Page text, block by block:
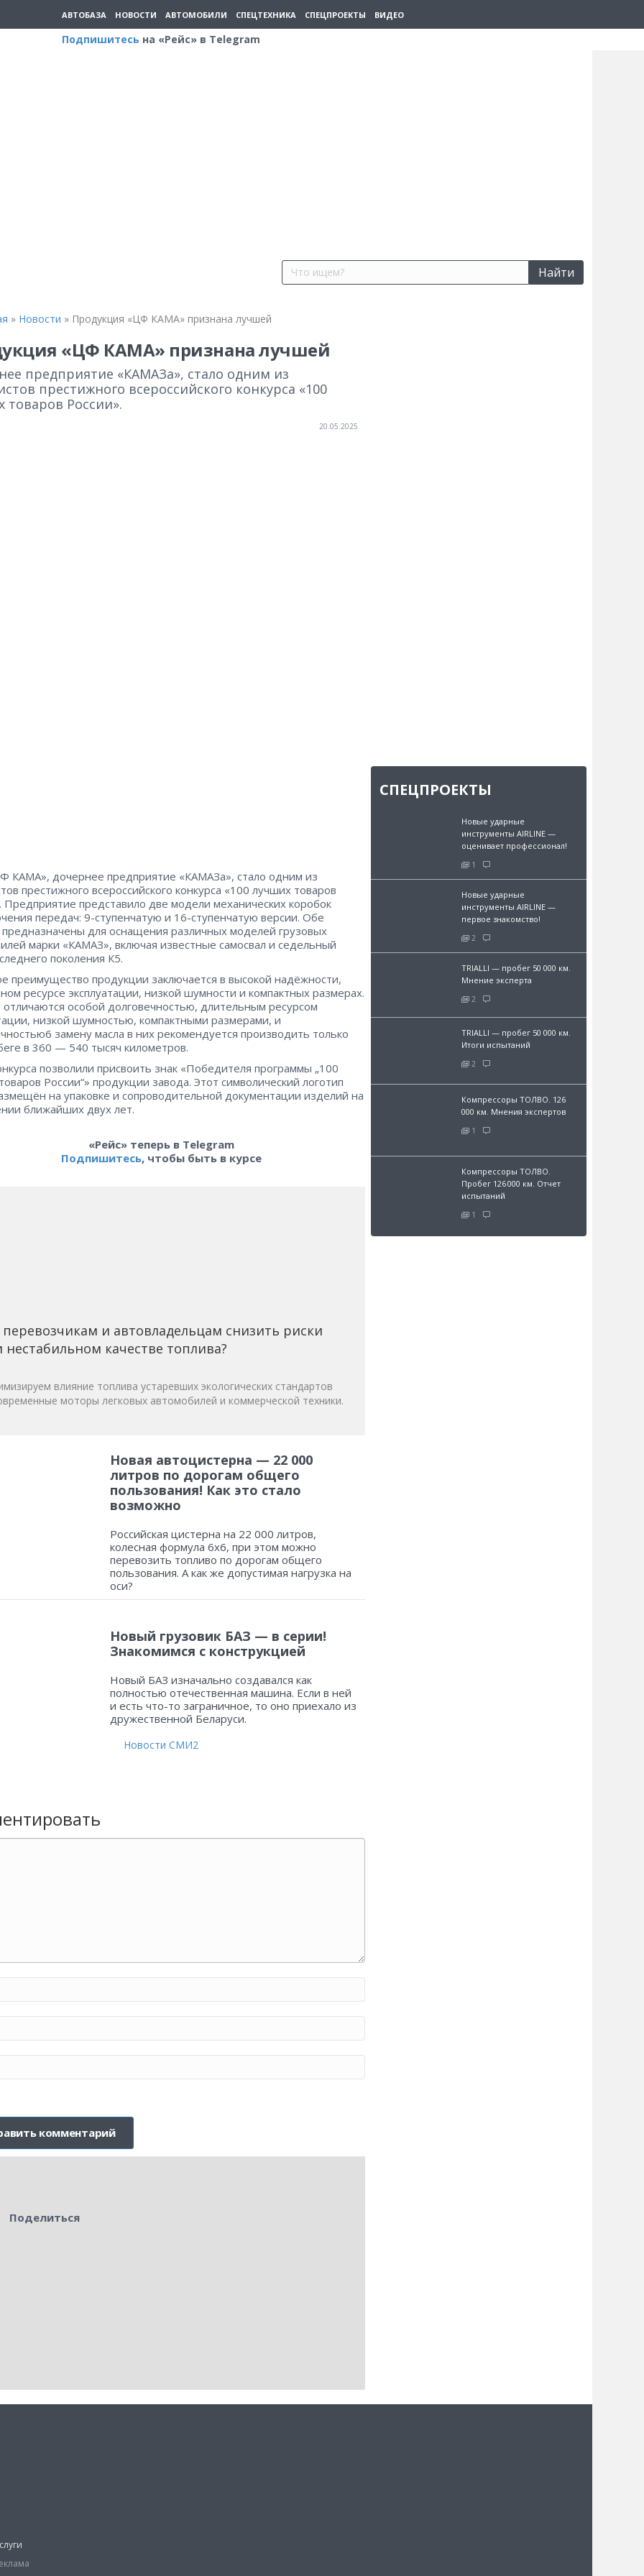
АВТОБАЗА НОВОСТИ АВТОМОБИЛИ СПЕЦТЕХНИКА СПЕЦПРОЕКТЫ ВИДЕО
Подпишитесь на «Рейс» в Telegram
Найти
» Новости » Продукция «ЦФ КАМА» признана лучшей
«ЦФ КАМА» признана лучшей
предприятие «КАМАЗа», стало одним из
престижного всероссийского конкурса «100
товаров России».
20.05.2025
дочернее предприятие «КАМАЗа», стало одним из
престижного всероссийского конкурса «100 лучших товаров
Предприятие представило две модели механических коробок
передач: 9-ступенчатую и 16-ступенчатую версии. Обе
предназначены для оснащения различных моделей грузовых
марки «КАМАЗ», включая известные самосвал и седельный
поколения К5.
преимущество продукции заключается в высокой надёжности,
ресурсе эксплуатации, низкой шумности и компактных размерах.
отличаются особой долговечностью, длительным ресурсом
низкой шумностью, компактными размерами, и
замену масла в них рекомендуется производить только
в 360 — 540 тысяч километров.
позволили присвоить знак «Победителя программы „100
России“» продукции завода. Этот символический логотип
на упаковке и сопроводительной документации изделий на
ближайших двух лет.
«Рейс» теперь в Telegram
Подпишитесь, чтобы быть в курсе
перевозчикам и автовладельцам снизить риски
нестабильном качестве топлива?
влияние топлива устаревших экологических стандартов
моторы легковых автомобилей и коммерческой техники.
Новая автоцистерна — 22 000
литров по дорогам общего
пользования! Как это стало
возможно
Российская цистерна на 22 000 литров,
колесная формула 6х6, при этом можно
перевозить топливо по дорогам общего
пользования. А как же допустимая нагрузка на
оси?
Новый грузовик БАЗ — в серии!
Знакомимся с конструкцией
Новый БАЗ изначально создавался как
полностью отечественная машина. Если в ней
и есть что-то заграничное, то оно приехало из
дружественной Беларуси.
Новости СМИ2
Поделиться
СПЕЦПРОЕКТЫ
Новые ударные
инструменты AIRLINE —
оценивает профессионал!
1
Новые ударные
инструменты AIRLINE —
первое знакомство!
2
TRIALLI — пробег 50 000 км.
Мнение эксперта
2
TRIALLI — пробег 50 000 км.
Итоги испытаний
2
Компрессоры ТОЛВО. 126
000 км. Мнения экспертов
1
Компрессоры ТОЛВО.
Пробег 126 000 км. Отчет
испытаний
1